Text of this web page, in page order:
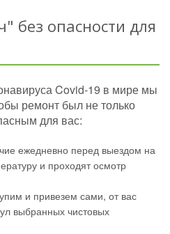
без опасности для
Covid-19 в мире мы
ремонт был не только
для вас:
ежедневно перед выездом на
и проходят осмотр
и привезем сами, от вас
выбранных чистовых